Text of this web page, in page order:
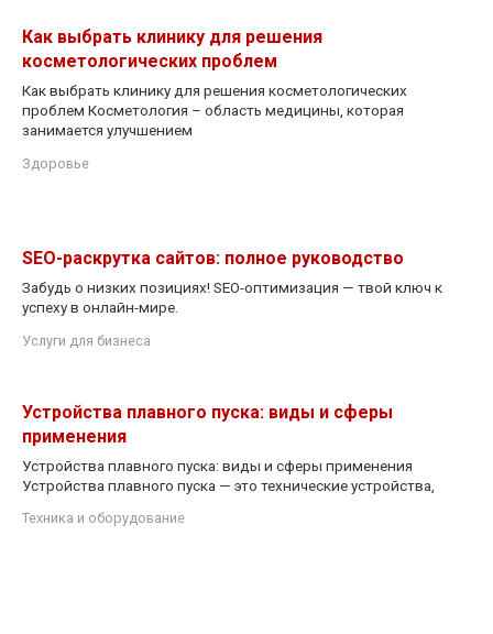
Как выбрать клинику для решения
косметологических проблем
Как выбрать клинику для решения косметологических
проблем Косметология – область медицины, которая
занимается улучшением
Здоровье
SEO-раскрутка сайтов: полное руководство
Забудь о низких позициях! SEO-оптимизация — твой ключ к
успеху в онлайн-мире.
Услуги для бизнеса
Устройства плавного пуска: виды и сферы
применения
Устройства плавного пуска: виды и сферы применения
Устройства плавного пуска — это технические устройства,
Техника и оборудование